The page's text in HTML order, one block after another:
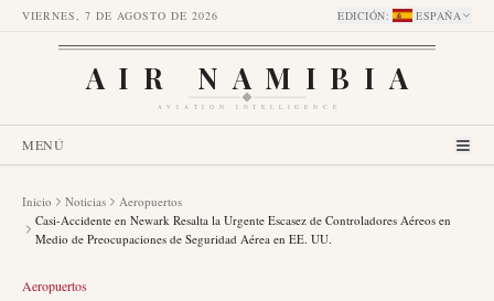
VIERNES, 7 DE AGOSTO DE 2026 EDICIÓN: ESPAÑA
AIR NAMIBIA
AVIATION INTELLIGENCE
MENÚ
Inicio Noticias
Aeropuertos
Casi-Accidente en Newark Resalta la Urgente Escasez de Controladores Aéreos en
Medio de Preocupaciones de Seguridad Aérea en EE. UU.
Aeropuertos